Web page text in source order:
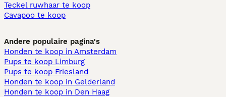
Teckel ruwhaar te koop
Cavapoo te koop
Andere populaire pagina's
Honden te koop in Amsterdam
Pups te koop Limburg​
Pups te koop Friesland​
Honden te koop in Gelderland
Honden te koop in Den Haag